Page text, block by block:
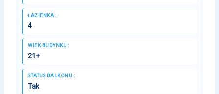
ŁAZIENKA :
4
WIEK BUDYNKU :
21+
STATUS BALKONU :
Tak